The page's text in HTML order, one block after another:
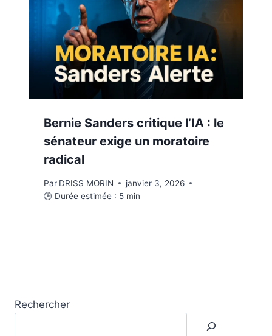
Bernie Sanders critique l’IA : le
sénateur exige un moratoire
radical
Par DRISS MORIN
janvier 3, 2026
🕒 Durée estimée : 5 min
Rechercher